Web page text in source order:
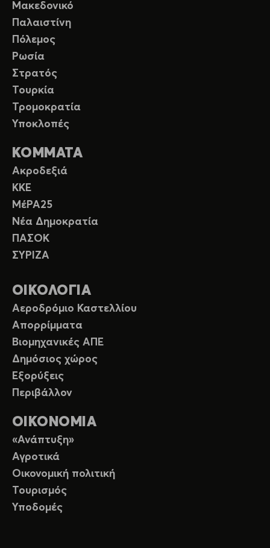
Μακεδονικό
Παλαιστίνη
Πόλεμος
Ρωσία
Στρατός
Τουρκία
Τρομοκρατία
Υποκλοπές
ΚΟΜΜΑΤΑ
Ακροδεξιά
ΚΚΕ
ΜέΡΑ25
Νέα Δημοκρατία
ΠΑΣΟΚ
ΣΥΡΙΖΑ
ΟΙΚΟΛΟΓΙΑ
Αεροδρόμιο Καστελλίου
Απορρίμματα
Βιομηχανικές ΑΠΕ
Δημόσιος χώρος
Εξορύξεις
Περιβάλλον
ΟΙΚΟΝΟΜΙΑ
«Ανάπτυξη»
Αγροτικά
Οικονομική πολιτική
Τουρισμός
Υποδομές